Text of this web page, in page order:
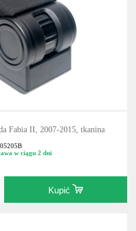
Fabia II, 2007-2015, tkanina
w ciągu 2 dni
Kupić